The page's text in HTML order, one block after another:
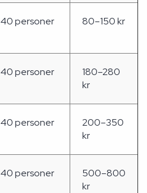
40 personer 80–150 kr
40 personer
180–280
kr
40 personer
200–350
kr
40 personer
500–800
kr